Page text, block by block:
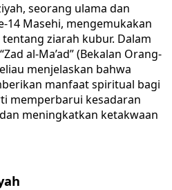
seorang ulama dan
14 Masehi, mengemukakan
ziarah kubur. Dalam
al-Ma’ad” (Bekalan Orang-
menjelaskan bahwa
manfaat spiritual bagi
memperbarui kesadaran
meningkatkan ketakwaan